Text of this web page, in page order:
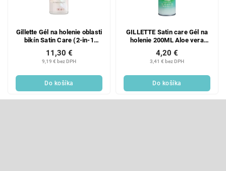
Gillette Gél na holenie oblasti
bikín Satin Care (2-in-1
Cleanser + Shave Gél) 190
ml
9,19 € bez DPH
11,30 €
Do košíka
GILLETTE Satin care Gél na
holenie 200ML Aloe vera
SENSITIVE
3,41 € bez DPH
4,20 €
Do košíka